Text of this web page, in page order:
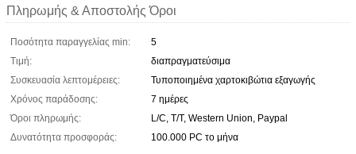
Πληρωμής & Αποστολής Όροι
Ποσότητα παραγγελίας min:
5
Τιμή:
διαπραγματεύσιμα
Συσκευασία λεπτομέρειες:
Τυποποιημένα χαρτοκιβώτια εξαγωγής
Χρόνος παράδοσης:
7 ημέρες
Όροι πληρωμής:
L/C, T/T, Western Union, Paypal
Δυνατότητα προσφοράς:
100.000 PC το μήνα